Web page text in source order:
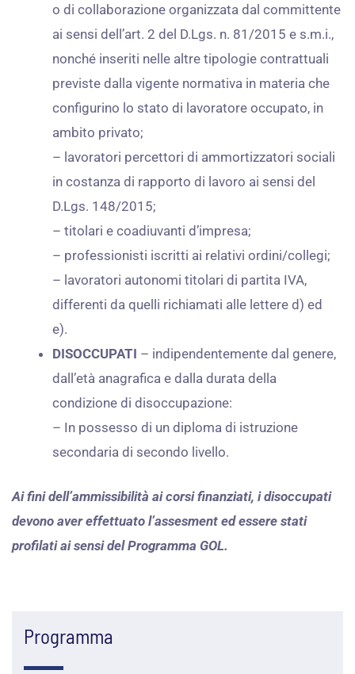
o di collaborazione organizzata dal committente
ai sensi dell’art. 2 del D.Lgs. n. 81/2015 e s.m.i.,
nonché inseriti nelle altre tipologie contrattuali
previste dalla vigente normativa in materia che
configurino lo stato di lavoratore occupato, in
ambito privato;
– lavoratori percettori di ammortizzatori sociali
in costanza di rapporto di lavoro ai sensi del
D.Lgs. 148/2015;
– titolari e coadiuvanti d’impresa;
– professionisti iscritti ai relativi ordini/collegi;
– lavoratori autonomi titolari di partita IVA,
differenti da quelli richiamati alle lettere d) ed
e).
DISOCCUPATI – indipendentemente dal genere,
dall’età anagrafica e dalla durata della
condizione di disoccupazione:
– In possesso di un diploma di istruzione
secondaria di secondo livello.
Ai fini dell’ammissibilità ai corsi finanziati, i disoccupati
devono aver effettuato l’assesment ed essere stati
profilati ai sensi del Programma GOL.
Programma